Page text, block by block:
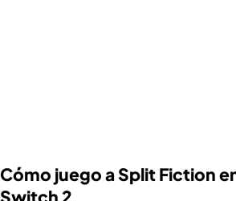
Cómo juego a Split Fiction
Switch 2